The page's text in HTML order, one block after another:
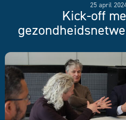
25 april
Kick-off